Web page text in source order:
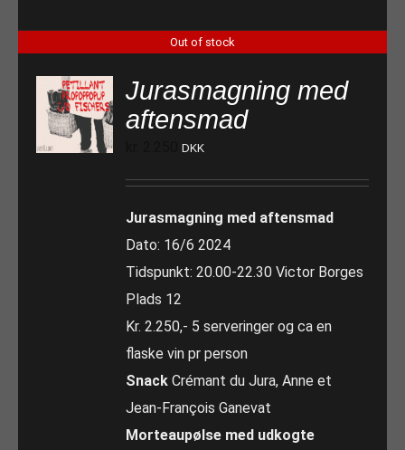
Out of stock
Jurasmagning med
aftensmad
DKK
Jurasmagning med aftensmad
Dato: 16/6 2024
Tidspunkt: 20.00-22.30 Victor Borges
Plads 12
Kr. 2.250,- 5 serveringer og ca en
flaske vin pr person
SnackCrémant du Jura, Anne et
Jean-François Ganevat
Morteaupølse med udkogte